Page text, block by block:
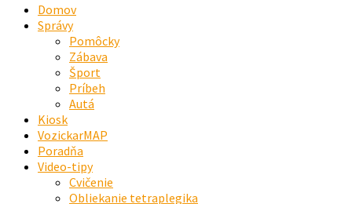
Domov
Správy
Pomôcky
Zábava
Šport
Príbeh
Autá
Kiosk
VozickarMAP
Poradňa
Video-tipy
Cvičenie
Obliekanie tetraplegika